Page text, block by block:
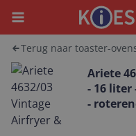
Menu
Terug naar toaster-
Ariete
- 16 liter
-